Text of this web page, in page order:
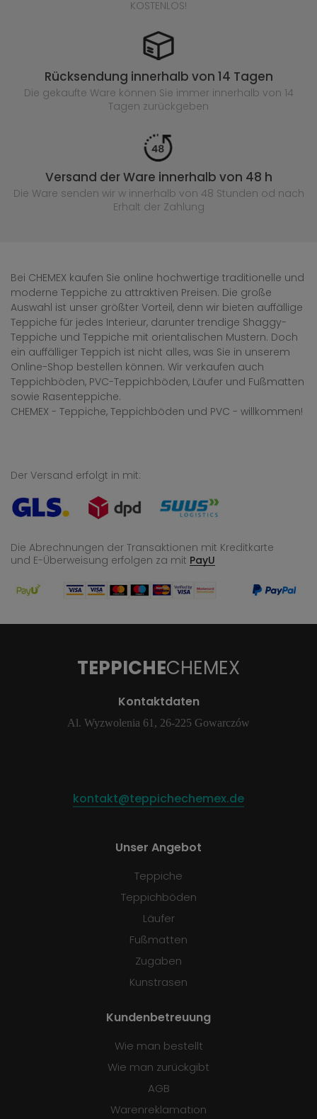
KOSTENLOS!
Rücksendung innerhalb von 14 Tagen
Die gekaufte Ware können Sie immer innerhalb von 14
Tagen zurückgeben
Versand der Ware innerhalb von 48 h
Die Ware senden wir w innerhalb von 48 Stunden od nach
Erhalt der Zahlung
Bei CHEMEX kaufen Sie online hochwertige traditionelle und
moderne Teppiche zu attraktiven Preisen. Die große
Auswahl ist unser größter Vorteil, denn wir bieten auffällige
Teppiche für jedes Interieur, darunter trendige Shaggy-
Teppiche und Teppiche mit orientalischen Mustern. Doch
ein auffälliger Teppich ist nicht alles, was Sie in unserem
Online-Shop bestellen können. Wir verkaufen auch
Teppichböden, PVC-Teppichböden, Läufer und Fußmatten
sowie Rasenteppiche.
CHEMEX - Teppiche, Teppichböden und PVC - willkommen!
Der Versand erfolgt in mit:
Die Abrechnungen der Transaktionen mit Kreditkarte
und E-Überweisung erfolgen za mit PayU
TEPPICHECHEMEX
Kontaktdaten
Al. Wyzwolenia 61, 26-225 Gowarczów
kontakt@teppichechemex.de
Unser Angebot
Teppiche
Teppichböden
Läufer
Fußmatten
Zugaben
Kunstrasen
Kundenbetreuung
Wie man bestellt
Wie man zurückgibt
AGB
Warenreklamation